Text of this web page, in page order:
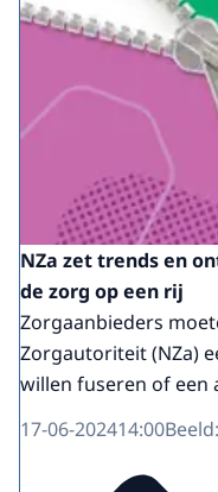
NZa zet trends en
de zorg op een rij
Zorgaanbieders
Zorgautoriteit (NZa)
willen fuseren of een
17-06-202414:00